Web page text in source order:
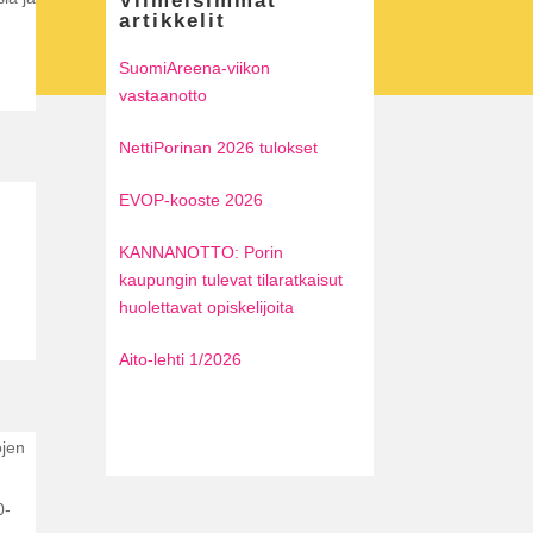
artikkelit
SuomiAreena-viikon
vastaanotto
NettiPorinan 2026 tulokset
EVOP-kooste 2026
KANNANOTTO: Porin
kaupungin tulevat tilaratkaisut
huolettavat opiskelijoita
Aito-lehti 1/2026